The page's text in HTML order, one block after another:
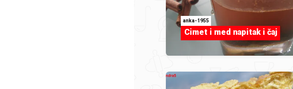
anka-1955
Cimet i med napitak i čaj